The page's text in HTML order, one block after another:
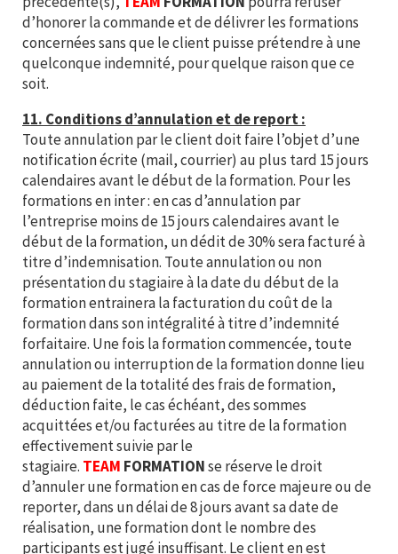
d’honorer la commande et de délivrer les formations
concernées sans que le client puisse prétendre à une
quelconque indemnité, pour quelque raison que ce
soit.
11. Conditions d’annulation et de report :
Toute annulation par le client doit faire l’objet d’une
notification écrite (mail, courrier) au plus tard 15 jours
calendaires avant le début de la formation. Pour les
formations en inter : en cas d’annulation par
l’entreprise moins de 15 jours calendaires avant le
début de la formation, un dédit de 30% sera facturé à
titre d’indemnisation. Toute annulation ou non
présentation du stagiaire à la date du début de la
formation entrainera la facturation du coût de la
formation dans son intégralité à titre d’indemnité
forfaitaire. Une fois la formation commencée, toute
annulation ou interruption de la formation donne lieu
au paiement de la totalité des frais de formation,
déduction faite, le cas échéant, des sommes
acquittées et/ou facturées au titre de la formation
effectivement suivie par le
stagiaire. TEAM FORMATIONse réserve le droit
d’annuler une formation en cas de force majeure ou de
reporter, dans un délai de 8 jours avant sa date de
réalisation, une formation dont le nombre des
participants est jugé insuffisant. Le client en est